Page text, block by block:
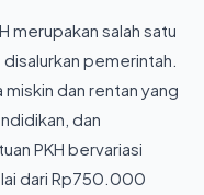
merupakan salah satu
pemerintah.
miskin dan rentan yang
dan
PKH bervariasi
dari Rp750.000